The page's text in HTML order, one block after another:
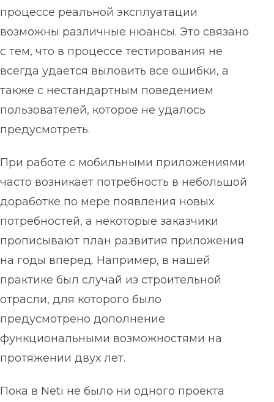
процессе реальной эксплуатации
возможны различные нюансы. Это связано
с тем, что в процессе тестирования не
всегда удается выловить все ошибки, а
также с нестандартным поведением
пользователей, которое не удалось
предусмотреть.
При работе с мобильными приложениями
часто возникает потребность в небольшой
доработке по мере появления новых
потребностей, а некоторые заказчики
прописывают план развития приложения
на годы вперед. Например, в нашей
практике был случай из строительной
отрасли, для которого было
предусмотрено дополнение
функциональными возможностями на
протяжении двух лет.
Пока в Neti не было ни одного проекта